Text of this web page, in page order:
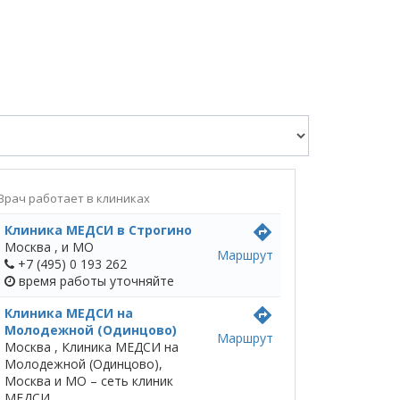
работает в клиниках
Клиника МЕДСИ в Строгино
Москва , и МО
+7 (495) 0 193 262
время работы уточняйте
directions
Маршрут
Клиника МЕДСИ на
Молодежной (Одинцово)
Москва , Клиника МЕДСИ на
Молодежной (Одинцово),
Москва и МО – сеть клиник
directions
Маршрут